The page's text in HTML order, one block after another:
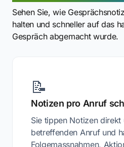
Sehen Sie, wie
halten und schneller auf das
Gespräch abgemacht wurde.
📝
Notizen pro Anruf
Sie tippen Notizen direkt
betreffenden Anruf und
Folgemassnahmen,